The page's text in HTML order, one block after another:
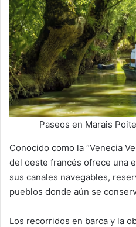
Paseos en Marais
Conocido como la “Venecia
del oeste francés ofrece una
sus canales navegables,
pueblos donde aún se
Los recorridos en barca y la